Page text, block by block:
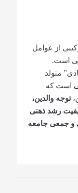
از عوامل
است.
متولد
است که
توجه والدین،
رشد ذهنی
و جمعی جامعه